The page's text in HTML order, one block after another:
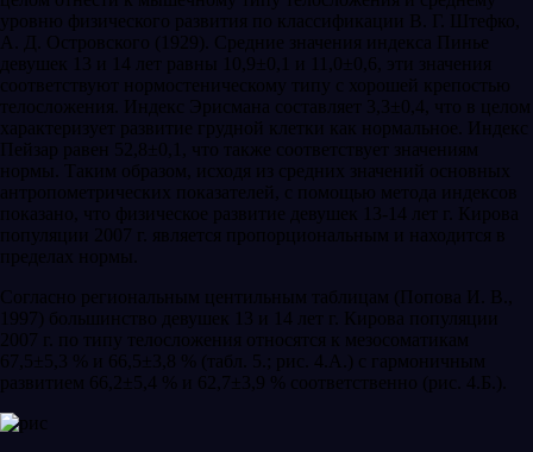
уровню физического развития по классификации В. Г. Штефко,
А. Д. Островского (1929). Средние значения индекса Пинье
девушек 13 и 14 лет равны 10,9±0,1 и 11,0±0,6, эти значения
соответствуют нормостеническому типу с хорошей крепостью
телосложения. Индекс Эрисмана составляет 3,3±0,4, что в целом
характеризует развитие грудной клетки как нормальное. Индекс
Пейзар равен 52,8±0,1, что также соответствует значениям
нормы. Таким образом, исходя из средних значений основных
антропометрических показателей, с помощью метода индексов
показано, что физическое развитие девушек 13-14 лет г. Кирова
популяции 2007 г. является пропорциональным и находится в
пределах нормы.
Согласно региональным центильным таблицам (Попова И. В.,
1997) большинство девушек 13 и 14 лет г. Кирова популяции
2007 г. по типу телосложения относятся к мезосоматикам
67,5±5,3 % и 66,5±3,8 % (табл. 5.; рис. 4.А.) с гармоничным
развитием 66,2±5,4 % и 62,7±3,9 % соответственно (рис. 4.Б.).